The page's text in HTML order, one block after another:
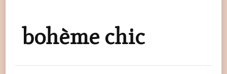
bohème chic